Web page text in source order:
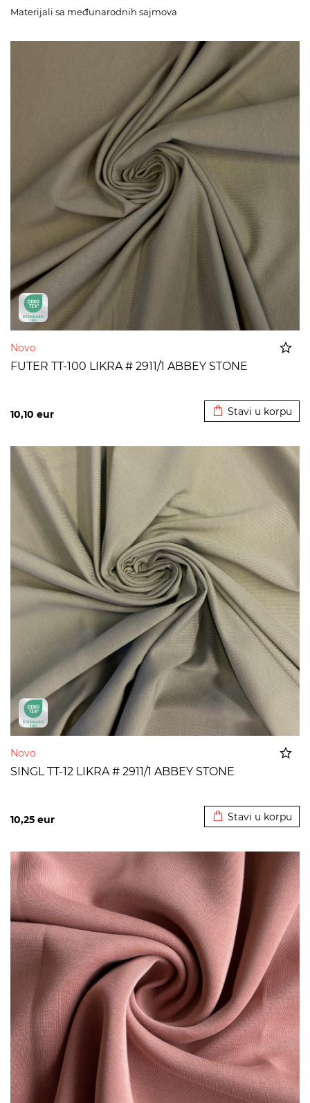
Materijali sa međunarodnih sajmova
Novo
FUTER TT-100 LIKRA # 2911/1 ABBEY STONE
10,10 eur Stavi u korpu
Novo
SINGL TT-12 LIKRA # 2911/1 ABBEY STONE
10,25 eur Stavi u korpu